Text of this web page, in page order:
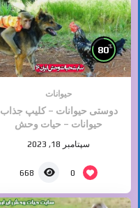
80%
حیوانات
دوستی حیوانات – کلیپ جذاب
حیوانات – حیات وحش
سپتامبر 18, 2023
0
668